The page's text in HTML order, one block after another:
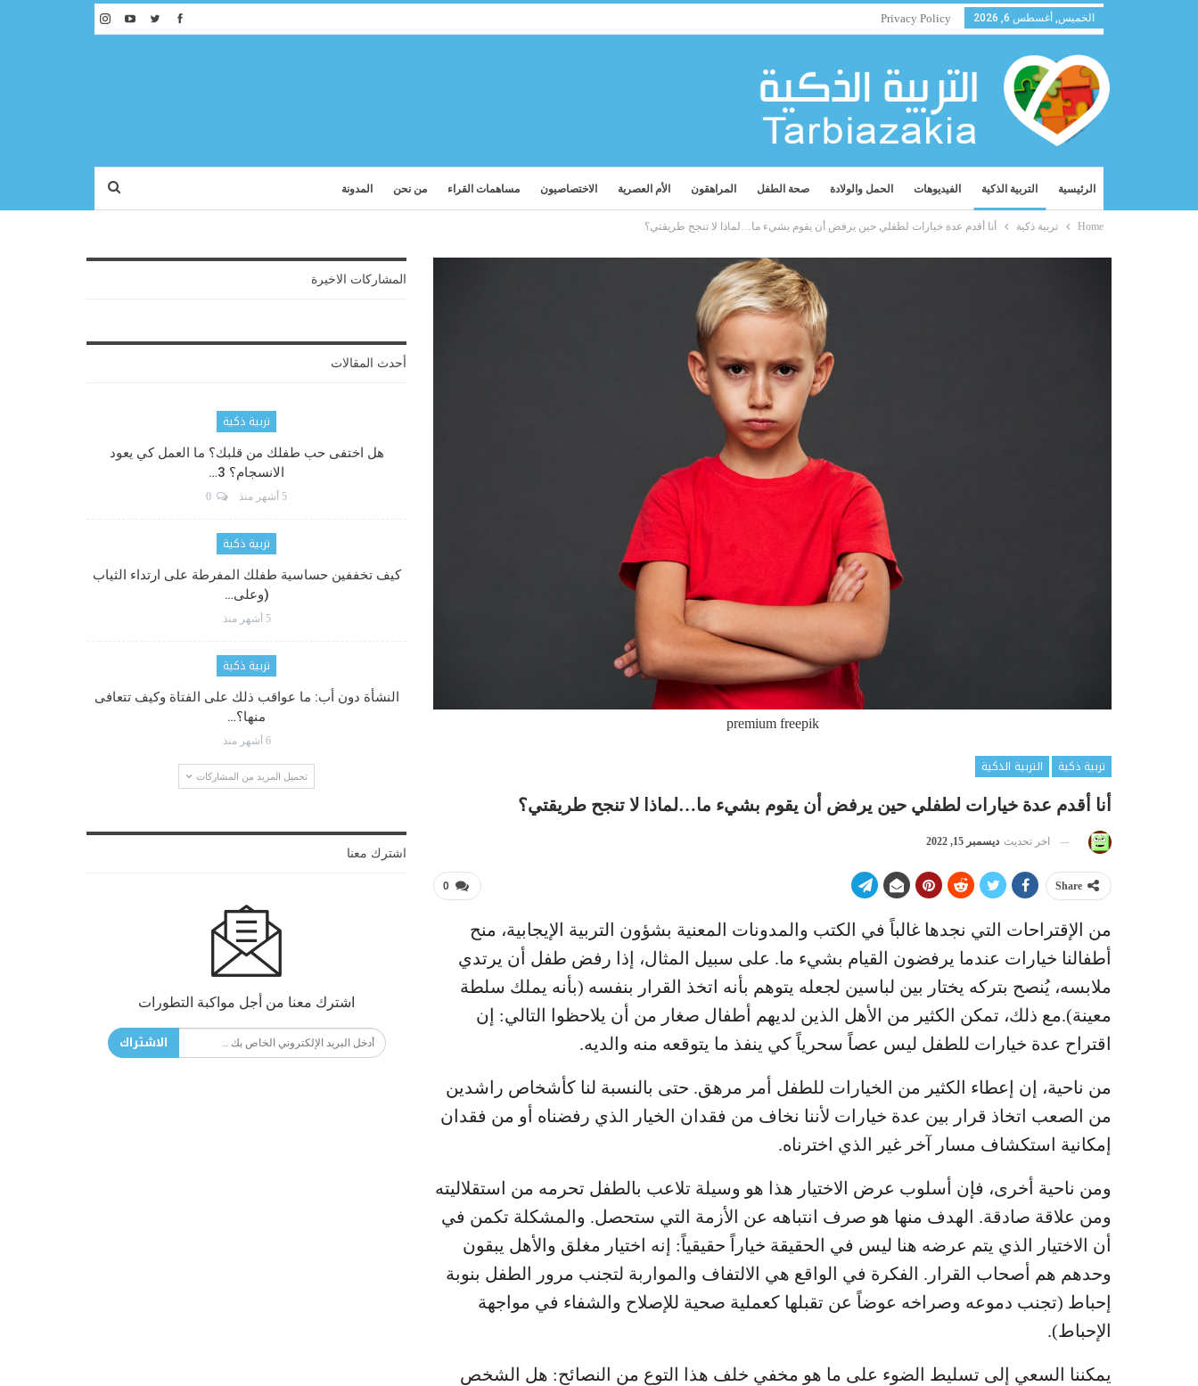
الخميس, أغسطس 6, 2026 Privacy Policy
الرئيسية التربية الذكية الفيديوهات الحمل والولادة صحة الطفل المراهقون الأم العصرية الاختصاصيون مساهمات القراء من نحن المدونة
Home تربية ذكية أنا أقدم عدة خيارات لطفلي حين يرفض أن يقوم بشيء ما…لماذا لا تنجح طريقتي؟
premium freepik
تربية ذكية
التربية الذكية
أنا أقدم عدة خيارات لطفلي حين يرفض أن يقوم بشيء ما…لماذا لا تنجح طريقتي؟
اخر تحديث ديسمبر 15, 2022
0 Share
من الإقتراحات التي نجدها غالباً في الكتب والمدونات المعنية بشؤون التربية الإيجابية، منح
أطفالنا خيارات عندما يرفضون القيام بشيء ما. على سبيل المثال، إذا رفض طفل أن يرتدي
ملابسه، يُنصح بتركه يختار بين لباسين لجعله يتوهم بأنه اتخذ القرار بنفسه (بأنه يملك سلطة
معينة).مع ذلك، تمكن الكثير من الأهل الذين لديهم أطفال صغار من أن يلاحظوا التالي: إن
اقتراح عدة خيارات للطفل ليس عصاً سحرياً كي ينفذ ما يتوقعه منه والديه.
من ناحية، إن إعطاء الكثير من الخيارات للطفل أمر مرهق. حتى بالنسبة لنا كأشخاص راشدين
من الصعب اتخاذ قرار بين عدة خيارات لأننا نخاف من فقدان الخيار الذي رفضناه أو من فقدان
إمكانية استكشاف مسار آخر غير الذي اخترناه.
ومن ناحية أخرى، فإن أسلوب عرض الاختيار هذا هو وسيلة تلاعب بالطفل تحرمه من استقلاليته
ومن علاقة صادقة. الهدف منها هو صرف انتباهه عن الأزمة التي ستحصل. والمشكلة تكمن في
أن الاختيار الذي يتم عرضه هنا ليس في الحقيقة خياراً حقيقياً: إنه اختيار مغلق والأهل يبقون
وحدهم هم أصحاب القرار. الفكرة في الواقع هي الالتفاف والمواربة لتجنب مرور الطفل بنوبة
إحباط (تجنب دموعه وصراخه عوضاً عن تقبلها كعملية صحية للإصلاح والشفاء في مواجهة
الإحباط).
يمكننا السعي إلى تسليط الضوء على ما هو مخفي خلف هذا التوع من النصائح: هل الشخص
المشاركات الاخيرة
أحدث المقالات
تربية ذكية
هل اختفى حب طفلك من قلبك؟ ما العمل كي يعود
الانسجام؟ 3…
5 أشهر منذ
تربية ذكية
كيف تخففين حساسية طفلك المفرطة على ارتداء الثياب
(وعلى…
5 أشهر منذ
تربية ذكية
النشأة دون أب: ما عواقب ذلك على الفتاة وكيف تتعافى
منها؟…
6 أشهر منذ
تحميل المزيد من المشاركات
اشترك معنا
اشترك معنا من أجل مواكبة التطورات
الاشتراك